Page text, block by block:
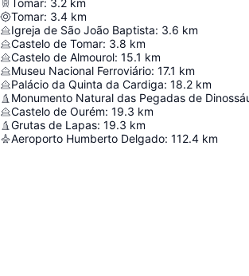
Tomar: 3.2 km
Tomar: 3.4 km
Igreja de São João Baptista: 3.6 km
Castelo de Tomar: 3.8 km
Castelo de Almourol: 15.1 km
Museu Nacional Ferroviário: 17.1 km
Palácio da Quinta da Cardiga: 18.2 km
Castelo de Ourém: 19.3 km
Grutas de Lapas: 19.3 km
Aeroporto Humberto Delgado: 112.4 km